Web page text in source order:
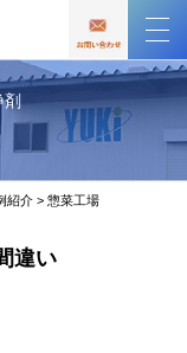
紹介> 惣菜工場
違い